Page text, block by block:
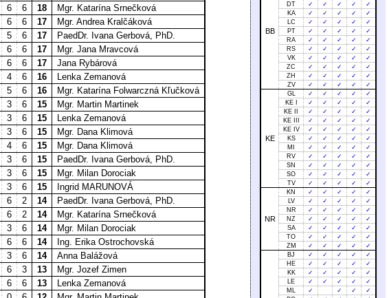
BB
DT
✓ ✓ ✓ ✓
✓
KA
✓ ✓ ✓ ✓
✓
LC
✓ ✓ ✓ ✓
✓
PT
✓ ✓ ✓ ✓
✓
RA
✓ ✓ ✓ ✓
✓
RS
✓ ✓ ✓ ✓
✓
VK
✓ ✓ ✓ ✓
✓
ZC
✓ ✓ ✓ ✓
✓
ZH
✓ ✓ ✓ ✓
✓
ZV
✓ ✓ ✓ ✓ ✓
KE
GL ✓ ✓ ✓ ✓
✓
KE I
✓ ✓ ✓ ✓
✓
KE II
✓ ✓ ✓ ✓
✓
KE III
✓ ✓ ✓ ✓
✓
KE IV
✓ ✓ ✓ ✓
✓
KS
✓ ✓ ✓ ✓
✓
MI
✓ ✓ ✓ ✓
✓
RV
✓ ✓ ✓ ✓
✓
SN
✓ ✓ ✓ ✓
✓
SO
✓ ✓ ✓ ✓
✓
TV
✓ ✓ ✓ ✓ ✓
NR
KN ✓ ✓ ✓ ✓
✓
LV
✓ ✓ ✓ ✓
✓
NR
✓ ✓ ✓ ✓
✓
NZ
✓ ✓ ✓ ✓
✓
SA
✓ ✓ ✓ ✓
✓
TO
✓ ✓ ✓ ✓
✓
ZM
✓ ✓ ✓ ✓
✓
BJ
✓ ✓ ✓ ✓
✓
HE
✓ ✓ ✓ ✓
✓
KK
✓ ✓ ✓ ✓
✓
LE
✓ ✓ ✓ ✓
✓
ML
✓ ✓ ✓
✓
6 6 18
Mgr. Katarína Srnečková
6 6 17
Mgr. Andrea Kralčáková
5 6 17
PaedDr. Ivana Gerbová, PhD.
6 6 17
Mgr. Jana Mravcová
6 6 17
Jana Rybárová
4 6 16
Lenka Zemanová
5 6 16
Mgr. Katarína Folwarczná Kľučková
3 6 15
Mgr. Martin Martinek
3 6 15
Lenka Zemanová
3 6 15
Mgr. Dana Klimová
4 6 15
Mgr. Dana Klimová
3 6 15
PaedDr. Ivana Gerbová, PhD.
3 6 15
Mgr. Milan Dorociak
3 6 15
Ingrid MARUNOVÁ
6 2 14
PaedDr. Ivana Gerbová, PhD.
6 2 14
Mgr. Katarína Srnečková
3 6 14
Mgr. Milan Dorociak
6 6 14
Ing. Erika Ostrochovská
3 6 14
Anna Balážová
6 3 13
Mgr. Jozef Zimen
6 6 13
Lenka Zemanová